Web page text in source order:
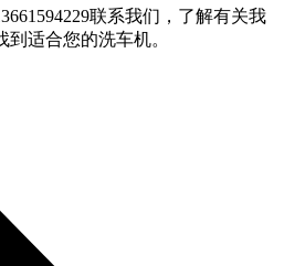
联系我们，了解有关我
适合您的洗车机。